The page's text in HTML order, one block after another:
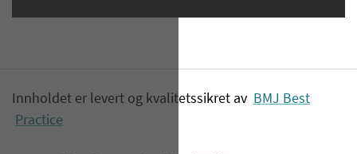
Innholdet er levert og kvalitetssikret av BMJ Best
Practice